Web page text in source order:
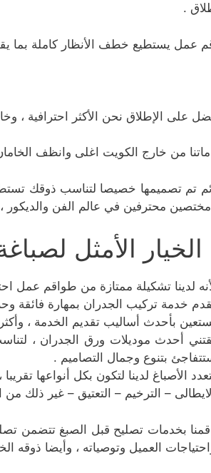
.
عمل يستطيع خطف الأنظار كاملة بما
على الإطلاق نحن الأكثر احترافية ،
من خارج الكويت اغلى وانظف
تم تصميمها خصيصا لتناسب ذوقك
محترفين في عالم الفن
الأمثل
لدينا تشكيلة ممتازة من طواقم عمل
خدمة تركيب الجدران بمهارة فائقة
بأحدث أساليب تقديم الخدمة ،
أحدث موديلات ورق الجدران ،
بتنوع وجمال التصاميم .
الأصباغ لدينا لتكون بكل أنواعها
الايطالى – الترخيم – التعتيق – غير ذلك من
بخدمات تصليح قبل الصبغ تتضمن
العميل وتوصياته ، وأيضا ذوقه